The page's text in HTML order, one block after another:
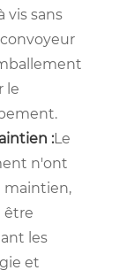
vis sans
le
:Le
n'ont
maintien,
être
les
et